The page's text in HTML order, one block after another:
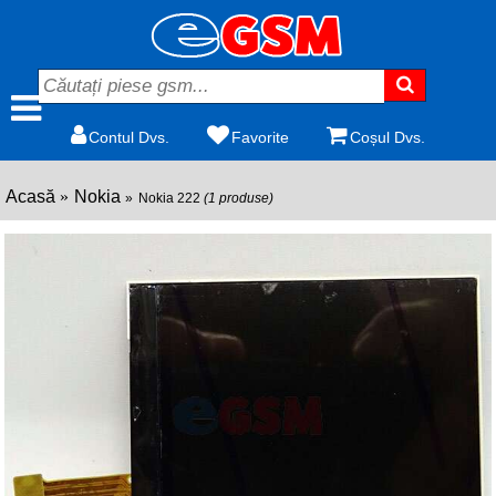
Contul Dvs. Favorite Coșul Dvs.
Acasă Nokia Nokia 222 (1 produse)